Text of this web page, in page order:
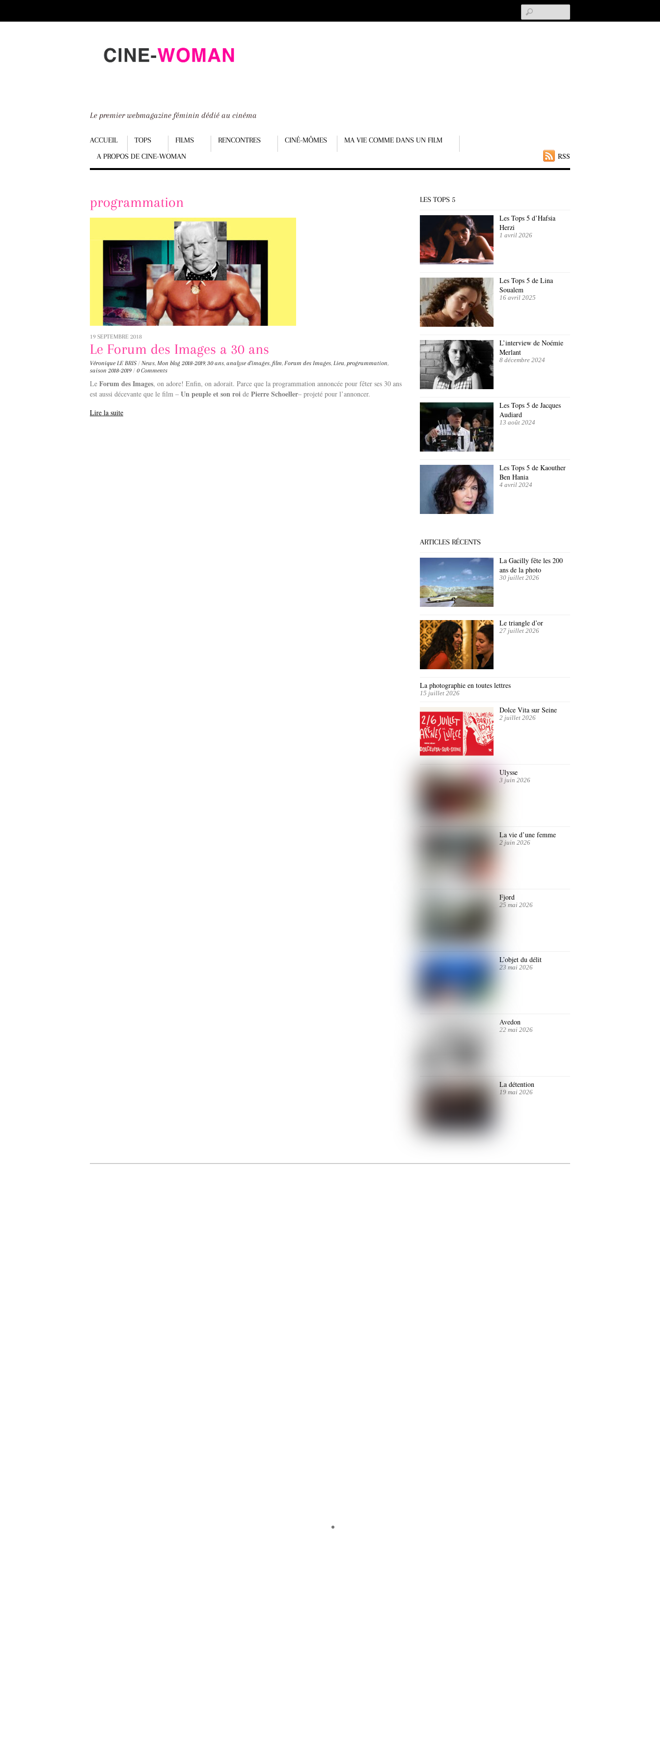
down
Le premier webmagazine féminin dédié au cinéma
RSS
Menu
ACCUEIL TOPS FILMS RENCONTRES CINÉ-MÔMES
MA VIE COMME DANS UN FILM
A PROPOS DE CINE-WOMAN
Scroll
content
programmation
19 SEPTEMBRE 2018
Le Forum des Images a 30 ans
Véronique LE BRIS / News, Mon blog 2018-2019, 30 ans, analyse d'images, film, Forum des Images, Lieu, programmation,
saison 2018-2019 / 0 Comments
Le Forum des Images, on adore! Enfin, on adorait. Parce que la programmation annoncée pour fêter ses 30 ans
est aussi décevante que le film – Un peuple et son roi de Pierre Schoeller– projeté pour l’annoncer.
Lire la suite
LES TOPS 5
Les Tops 5 d’Hafsia
Herzi
1 avril 2026
Les Tops 5 de Lina
Soualem
16 avril 2025
L’interview de Noémie
Merlant
8 décembre 2024
Les Tops 5 de Jacques
Audiard
13 août 2024
Les Tops 5 de Kaouther
Ben Hania
4 avril 2024
ARTICLES RÉCENTS
La Gacilly fête les 200
ans de la photo
30 juillet 2026
Le triangle d’or
27 juillet 2026
La photographie en toutes lettres
15 juillet 2026
Dolce Vita sur Seine
2 juillet 2026
Ulysse
3 juin 2026
La vie d’une femme
2 juin 2026
Fjord
25 mai 2026
L’objet du délit
23 mai 2026
Avedon
22 mai 2026
La détention
19 mai 2026